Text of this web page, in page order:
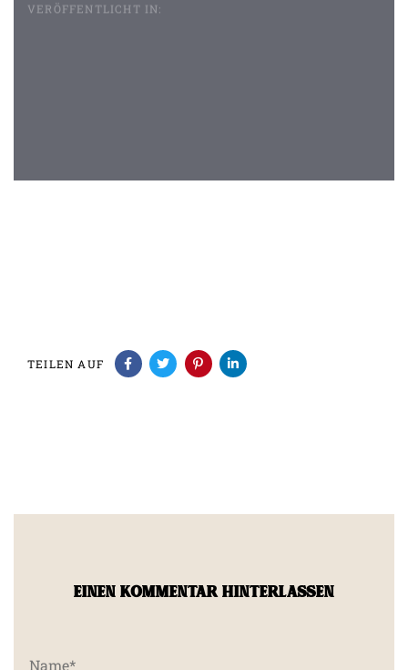
VERÖFFENTLICHT IN:
TEILEN AUF
EINEN KOMMENTAR HINTERLASSEN